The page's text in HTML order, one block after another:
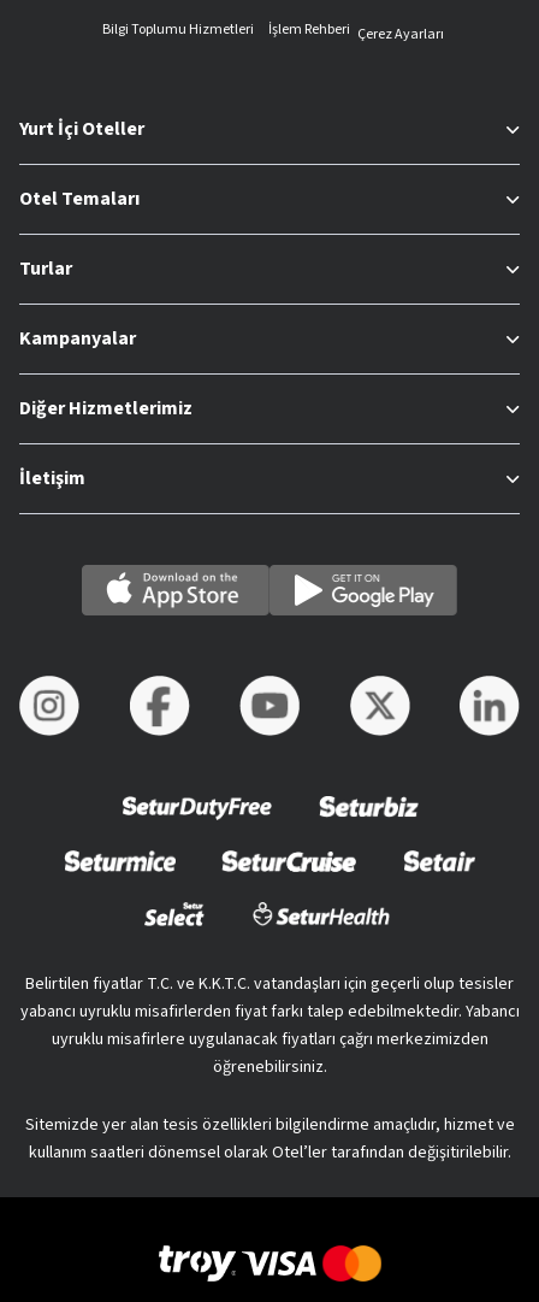
Bilgi Toplumu Hizmetleri
İşlem Rehberi Çerez Ayarları
Yurt İçi Oteller
Otel Temaları
Turlar
Kampanyalar
Diğer Hizmetlerimiz
İletişim
Belirtilen fiyatlar T.C. ve K.K.T.C. vatandaşları için geçerli olup tesisler
yabancı uyruklu misafirlerden fiyat farkı talep edebilmektedir. Yabancı
uyruklu misafirlere uygulanacak fiyatları çağrı merkezimizden
öğrenebilirsiniz.
Sitemizde yer alan tesis özellikleri bilgilendirme amaçlıdır, hizmet ve
kullanım saatleri dönemsel olarak Otel’ler tarafından değişitirilebilir.